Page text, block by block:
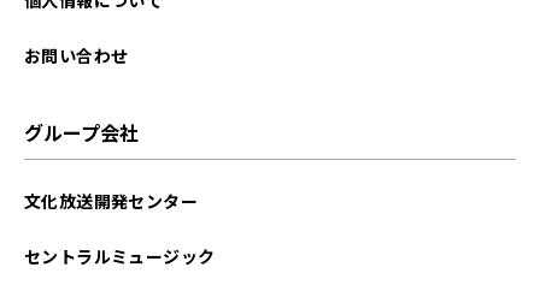
お問い合わせ
グループ会社
文化放送開発センター
セントラルミュージック